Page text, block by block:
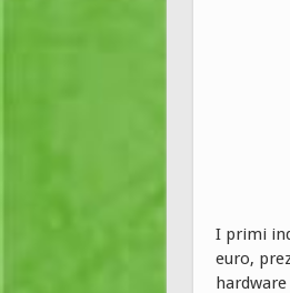
I primi
euro,